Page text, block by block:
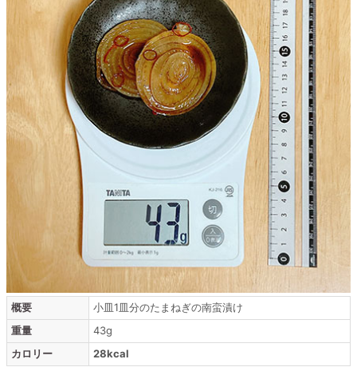
概要
小皿1皿分のたまねぎの南蛮漬け
重量
43g
カロリー
28kcal